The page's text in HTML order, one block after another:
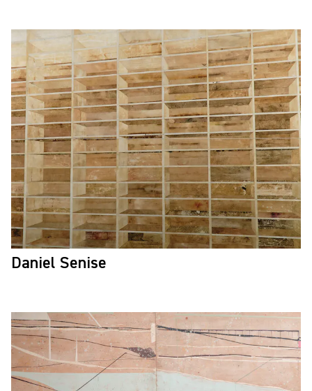
Daniel Senise